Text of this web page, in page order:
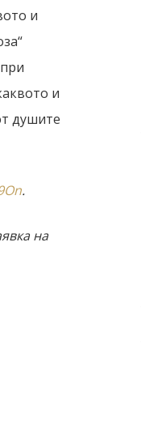
и
и
душите
.
на